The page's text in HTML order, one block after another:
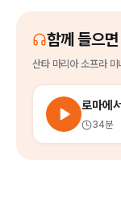
함께 들으
산타 마리아 소프라 미
34분